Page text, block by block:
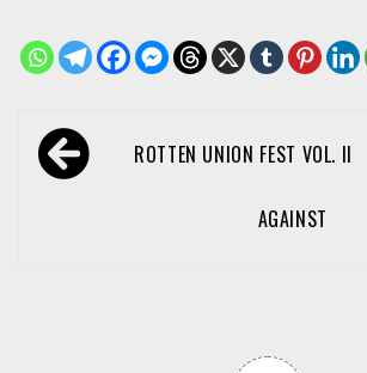
Navegación
de ROTTEN UNION FEST VOL. II
AGAINST